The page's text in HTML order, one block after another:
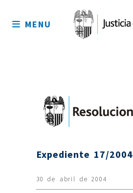
sitio
MENU
Expediente 17/2004
30 de abril de 2004